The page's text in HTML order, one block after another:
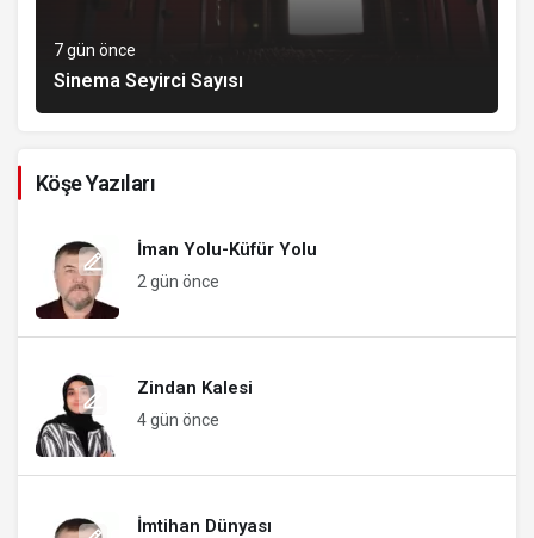
7 gün önce
Sinema Seyirci Sayısı
Köşe Yazıları
İman Yolu-Küfür Yolu
2 gün önce
Zindan Kalesi
4 gün önce
İmtihan Dünyası